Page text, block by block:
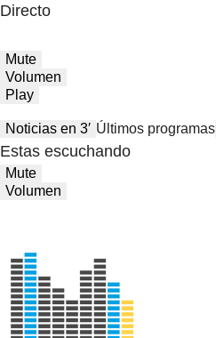
Directo
Mute
Volumen
Play
Noticias en 3′ Últimos programas
Estas escuchando
Mute
Volumen